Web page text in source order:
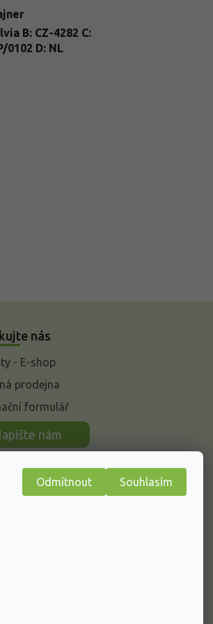
Odmítnout Souhlasím
B: CZ-4282 C:
0102 D: NL
nás
- E-shop
prodejna
formulář
nám